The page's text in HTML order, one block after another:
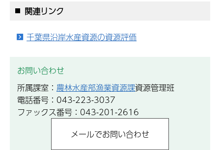
関連リンク
千葉県沿岸水産資源の資源評価
お問い合わせ
所属課室： 農林水産部漁業資源課資源管理班
電話番号：043-223-3037
ファックス番号：043-201-2616